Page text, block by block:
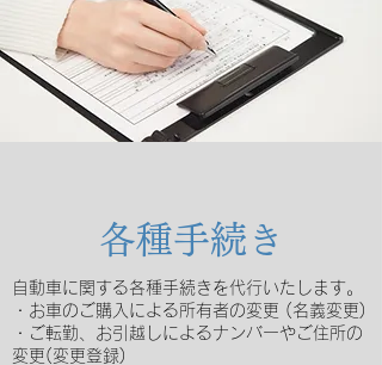
各種手続き
自動車に関する各種手続きを代行いたします。
・お車のご購入による所有者の変更 (名義変更)
・ご転勤、お引越しによるナンバーやご住所の
変更(変更登録)